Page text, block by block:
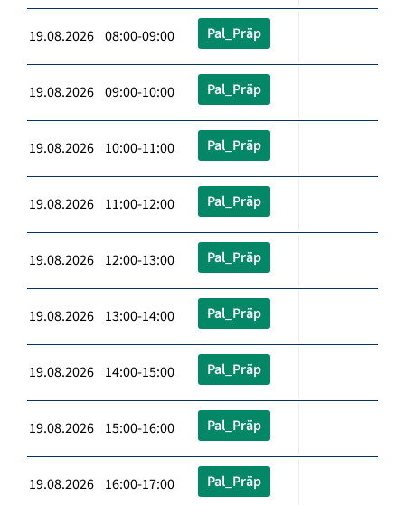
19.08.2026 08:00-09:00 Pal_Präp
19.08.2026 09:00-10:00 Pal_Präp
19.08.2026 10:00-11:00 Pal_Präp
19.08.2026 11:00-12:00 Pal_Präp
19.08.2026 12:00-13:00 Pal_Präp
19.08.2026 13:00-14:00 Pal_Präp
19.08.2026 14:00-15:00 Pal_Präp
19.08.2026 15:00-16:00 Pal_Präp
19.08.2026 16:00-17:00 Pal_Präp